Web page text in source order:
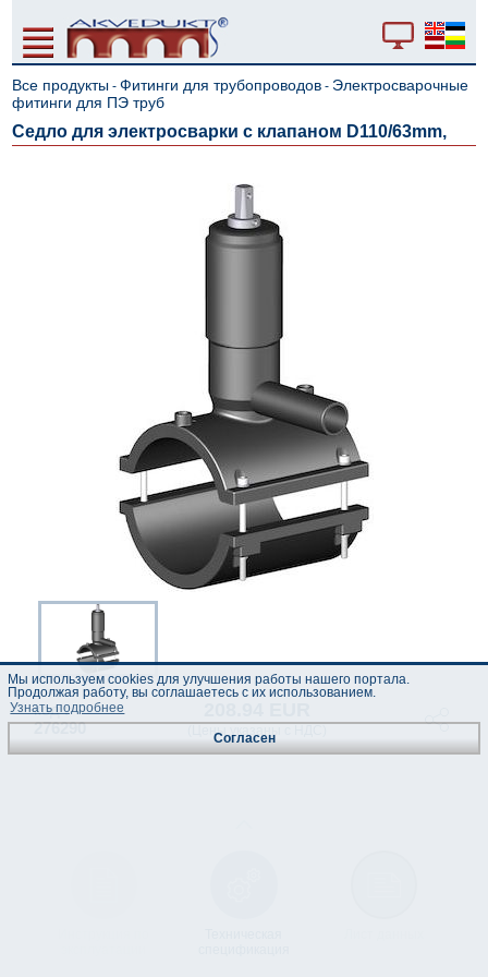
Все продукты -Фитинги для трубопроводов - Электросварочные
фитинги для ПЭ труб
Cедло для электросварки с клапаном D110/63mm,
код :
276290
(Цены указаны с НДС)
Мы используем cookies для улучшения работы нашего портала.
Продолжая работу, вы соглашаетесь с их использованием.
Узнать подробнее
Согласен